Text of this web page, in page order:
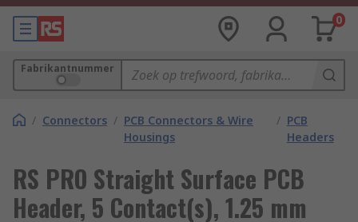
0
Fabrikantnummer
/ Connectors / PCB Connectors & Wire
Housings
/ PCB
Headers
RS PRO Straight Surface PCB
Header, 5 Contact(s), 1.25 mm